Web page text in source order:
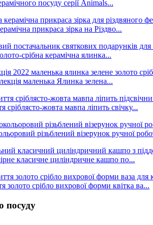
посуду серії Animals...
прикраса зірка на Різдво...
срібна керамічна ялинка...
маленька Ялинка зелена...
сріблясто-жовта мавпа ліпить свічку...
різьблений візерунок ручної
класичне циліндричне кашпо по...
золото срібло вихрової форми квітка ва...
посуду